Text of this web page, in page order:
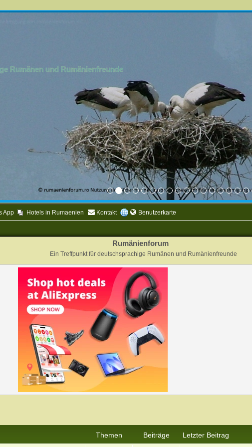
Rumänen und Rumänienfreunde
App Hotels in Rumaenien Kontakt Benutzerkarte
Rumänienforum
Ein Treffpunkt für deutschsprachige Rumänen und Rumänienfreunde
Themen Beiträge
Letzter Beitrag